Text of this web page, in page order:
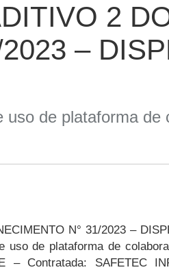
2
–
de plataforma
N° 31/2023 –
de plataforma de
– Contratada: SAFETEC